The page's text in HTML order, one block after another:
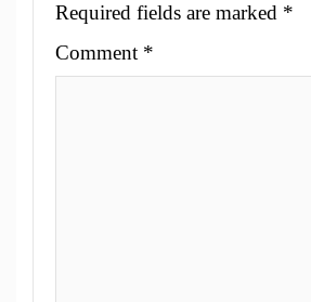
Required fields are marked *
Comment *